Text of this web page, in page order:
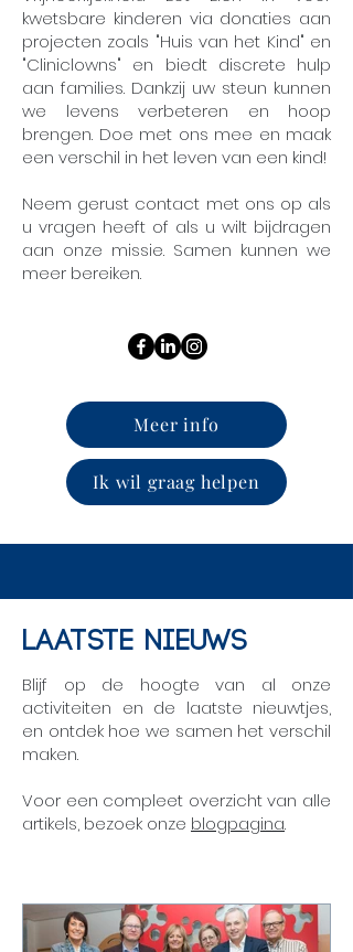
kwetsbare kinderen via donaties aan
projecten zoals "Huis van het Kind" en
"Cliniclowns" en biedt discrete hulp
aan families. Dankzij uw steun kunnen
we levens verbeteren en hoop
brengen. Doe met ons mee en maak
een verschil in het leven van een kind!
Neem gerust contact met ons op als
u vragen heeft of als u wilt bijdragen
aan onze missie. Samen kunnen we
meer bereiken.
Meer info
Ik wil graag helpen
Laatste nieuws
Blijf op de hoogte van al onze
activiteiten en de laatste nieuwtjes,
en ontdek hoe we samen het verschil
maken.
Voor een compleet overzicht van alle
artikels, bezoek onze blogpagina.